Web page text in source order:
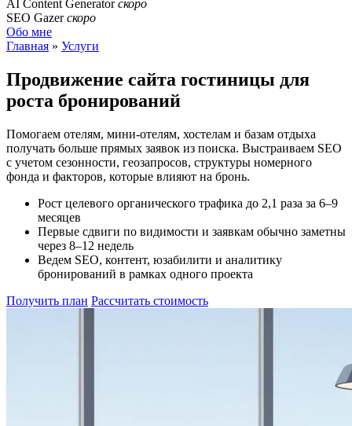
AI Content Generatorскоро
SEO Gazerскоро
Обо мне
Главная » Услуги
Продвижение сайта гостиницы для
роста бронирований
Помогаем отелям, мини-отелям, хостелам и базам отдыха
получать больше прямых заявок из поиска. Выстраиваем SEO
с учетом сезонности, геозапросов, структуры номерного
фонда и факторов, которые влияют на бронь.
Рост целевого органического трафика до 2,1 раза за 6–9
месяцев
Первые сдвиги по видимости и заявкам обычно заметны
через 8–12 недель
Ведем SEO, контент, юзабилити и аналитику
бронирований в рамках одного проекта
Получить план Рассчитать стоимость